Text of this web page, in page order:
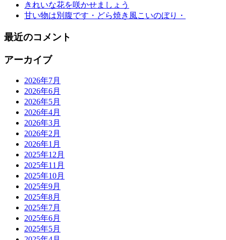
きれいな花を咲かせましょう
甘い物は別腹です・どら焼き風こいのぼり・
最近のコメント
アーカイブ
2026年7月
2026年6月
2026年5月
2026年4月
2026年3月
2026年2月
2026年1月
2025年12月
2025年11月
2025年10月
2025年9月
2025年8月
2025年7月
2025年6月
2025年5月